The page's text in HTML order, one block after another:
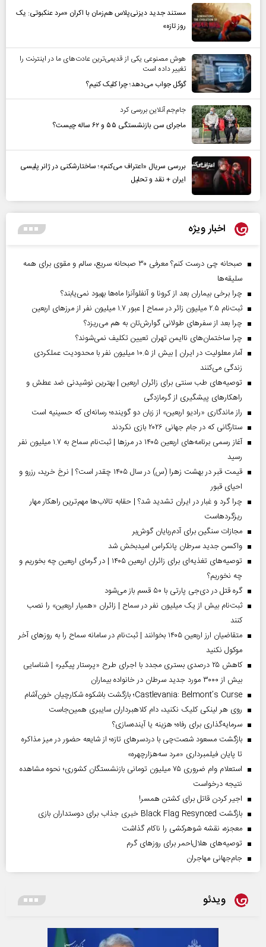
مستند جدید دیزنی‌پلاس هم‌زمان با اکران «مرد عنکبوتی: یک
روز تازه»
هوش مصنوعی یکی از قدیمی‌ترین عادت‌های ما در اینترنت را
تغییر داده است
گوگل جواب می‌دهد؛ چرا کلیک کنیم؟
جام‌جم آنلاین بررسی کرد
ماجرای سن بازنشستگی ۵۵ و ۶۲ ساله چیست؟
بررسی سریال «اعتراف می‌کنم»؛ ساختارشکنی در ژانر پلیسی
ایران + نقد و تحلیل
اخبار ویژه
صبحانه چی درست کنم؟ معرفی ۳۰ صبحانه سریع، سالم و مقوی برای همه
سلیقه‌ها
چرا برخی بیماران بعد از کرونا و آنفلوآنزا ماه‌ها بهبود نمی‌یابند؟
ثبت‌نام ۲.۵ میلیون زائر در سماح | عبور ۱.۷ میلیون نفر از مرز‌های اربعین
چرا بعد از سفرهای طولانی گوارش‌تان به هم می‌ریزد؟
چرا ساختمان‌های ناایمن تهران تعیین تکلیف نمی‌شوند؟
آمار معلولیت در ایران | بیش از ۱۰.۵ میلیون نفر با محدودیت عملکردی
زندگی می‌کنند
توصیه‌های طب سنتی برای زائران اربعین | بهترین نوشیدنی ضد عطش و
راهکارهای پیشگیری از گرمازدگی
راز ماندگاری «رادیو اربعین» از زبان دو گوینده؛ رسانه‌ای که حسینیه است
ستارگانی که در جام جهانی ۲۰۲۶ بازی نکردند
آغاز رسمی برنامه‌های اربعین ۱۴۰۵ در مرز‌ها | ثبت‌نام سماح به ۱.۷ میلیون نفر
رسید
قیمت قبر در بهشت زهرا (س) در سال ۱۴۰۵ چقدر است؟ | نرخ خرید، رزرو و
احیای قبور
چرا گرد و غبار در ایران تشدید شد؟ | حقابه تالاب‌ها مهم‌ترین راهکار مهار
ریزگردهاست
مجازات سنگین برای آدم‌ربایان گوش‌بر
واکسن جدید سرطان پانکراس امیدبخش شد
توصیه‌های تغذیه‌ای برای زائران اربعین ۱۴۰۵ | در گرمای اربعین چه بخوریم و
چه نخوریم؟
گره قتل در دی‌جی پارتی با ۵۰ قسم باز می‌شود
ثبت‌نام بیش از یک میلیون نفر در سماح | زائران «همیار اربعین» را نصب
کنند
متقاضیان ارز اربعین ۱۴۰۵ بخوانند | ثبت‌نام در سامانه سماح را به روز‌های آخر
موکول نکنید
کاهش ۲۵ درصدی بستری مجدد با اجرای طرح «پرستار پیگیر» | شناسایی
بیش از ۳۰۰۰ مورد جدید سرطان در خانواده بیماران
Castlevania: Belmont’s Curse؛ بازگشت باشکوه شکارچیان خون‌آشام
روی هر لینکی کلیک نکنید، دام کلاهبرداران سایبری همین‌جاست
سرمایه‌گذاری برای رفاه؛ هزینه یا آینده‌سازی؟
بازگشت مسعود شصت‌چی با دردسر‌های تازه؛ از شایعه حضور در میز مذاکره
تا پایان فیلمبرداری «مرد سه‌هزارچهره»
استعلام وام ضروری ۷۵ میلیون تومانی بازنشستگان کشوری؛ نحوه مشاهده
نتیجه درخواست
اجیر کردن قاتل برای کشتن همسر!
بازگشت Black Flag Resynced خبری جذاب برای دوستداران بازی
معجزه، نقشه شوهرکشی را ناکام گذاشت
توصیه‌های هلال‌احمر برای روز‌های گرم
جام‌جهانی مهاجران
ویدئو